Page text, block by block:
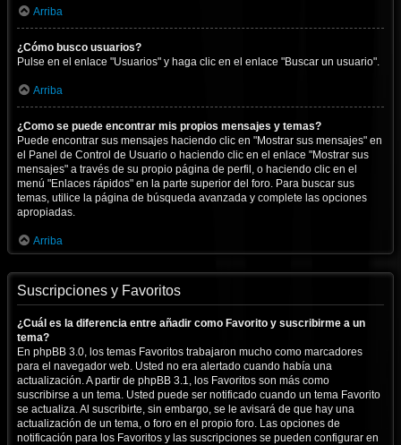
Arriba
¿Cómo busco usuarios?
Pulse en el enlace "Usuarios" y haga clic en el enlace "Buscar un usuario".
Arriba
¿Como se puede encontrar mis propios mensajes y temas?
Puede encontrar sus mensajes haciendo clic en "Mostrar sus mensajes" en
el Panel de Control de Usuario o haciendo clic en el enlace "Mostrar sus
mensajes" a través de su propio página de perfil, o haciendo clic en el
menú "Enlaces rápidos" en la parte superior del foro. Para buscar sus
temas, utilice la página de búsqueda avanzada y complete las opciones
apropiadas.
Arriba
Suscripciones y Favoritos
¿Cuál es la diferencia entre añadir como Favorito y suscribirme a un
tema?
En phpBB 3.0, los temas Favoritos trabajaron mucho como marcadores
para el navegador web. Usted no era alertado cuando había una
actualización. A partir de phpBB 3.1, los Favoritos son más como
suscribirse a un tema. Usted puede ser notificado cuando un tema Favorito
se actualiza. Al suscribirte, sin embargo, se le avisará de que hay una
actualización de un tema, o foro en el propio foro. Las opciones de
notificación para los Favoritos y las suscripciones se pueden configurar en